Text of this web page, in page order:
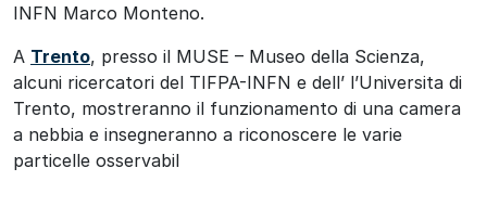
INFN Marco Monteno.
A Trento, presso il MUSE – Museo della Scienza,
alcuni ricercatori del TIFPA-INFN e dell’ l’Universita di
Trento, mostreranno il funzionamento di una camera
a nebbia e insegneranno a riconoscere le varie
particelle osservabil